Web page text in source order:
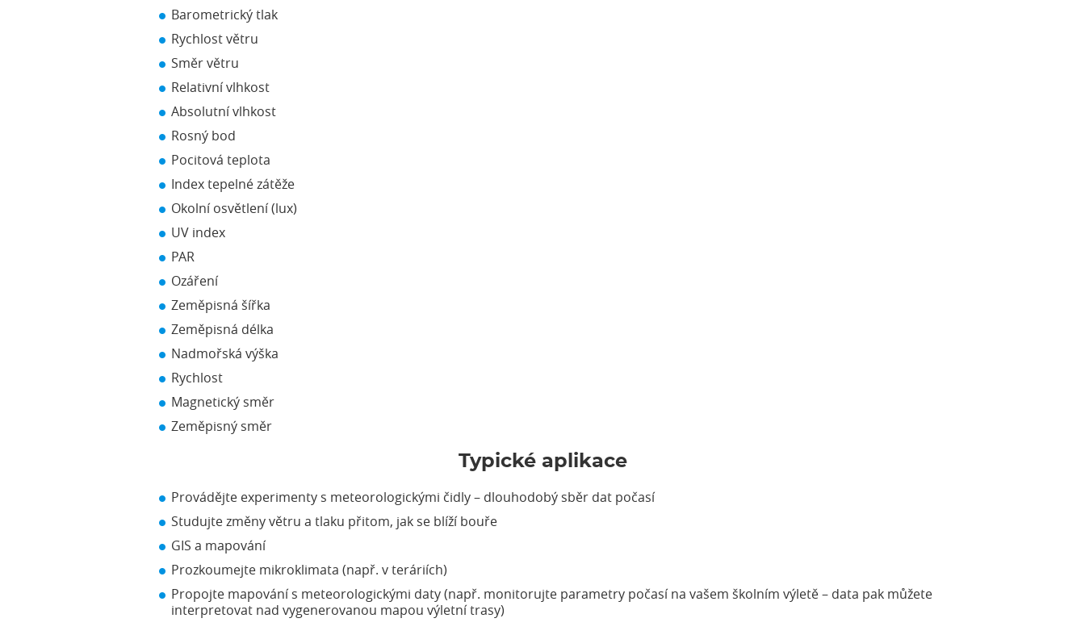
Barometrický tlak
Rychlost větru
Směr větru
Relativní vlhkost
Absolutní vlhkost
Rosný bod
Pocitová teplota
Index tepelné zátěže
Okolní osvětlení (lux)
UV index
PAR
Ozáření
Zeměpisná šířka
Zeměpisná délka
Nadmořská výška
Rychlost
Magnetický směr
Zeměpisný směr
Typické aplikace
Provádějte experimenty s meteorologickými čidly – dlouhodobý sběr dat počasí
Studujte změny větru a tlaku přitom, jak se blíží bouře
GIS a mapování
Prozkoumejte mikroklimata (např. v teráriích)
Propojte mapování s meteorologickými daty (např. monitorujte parametry počasí na vašem školním výletě – data pak můžete
interpretovat nad vygenerovanou mapou výletní trasy)